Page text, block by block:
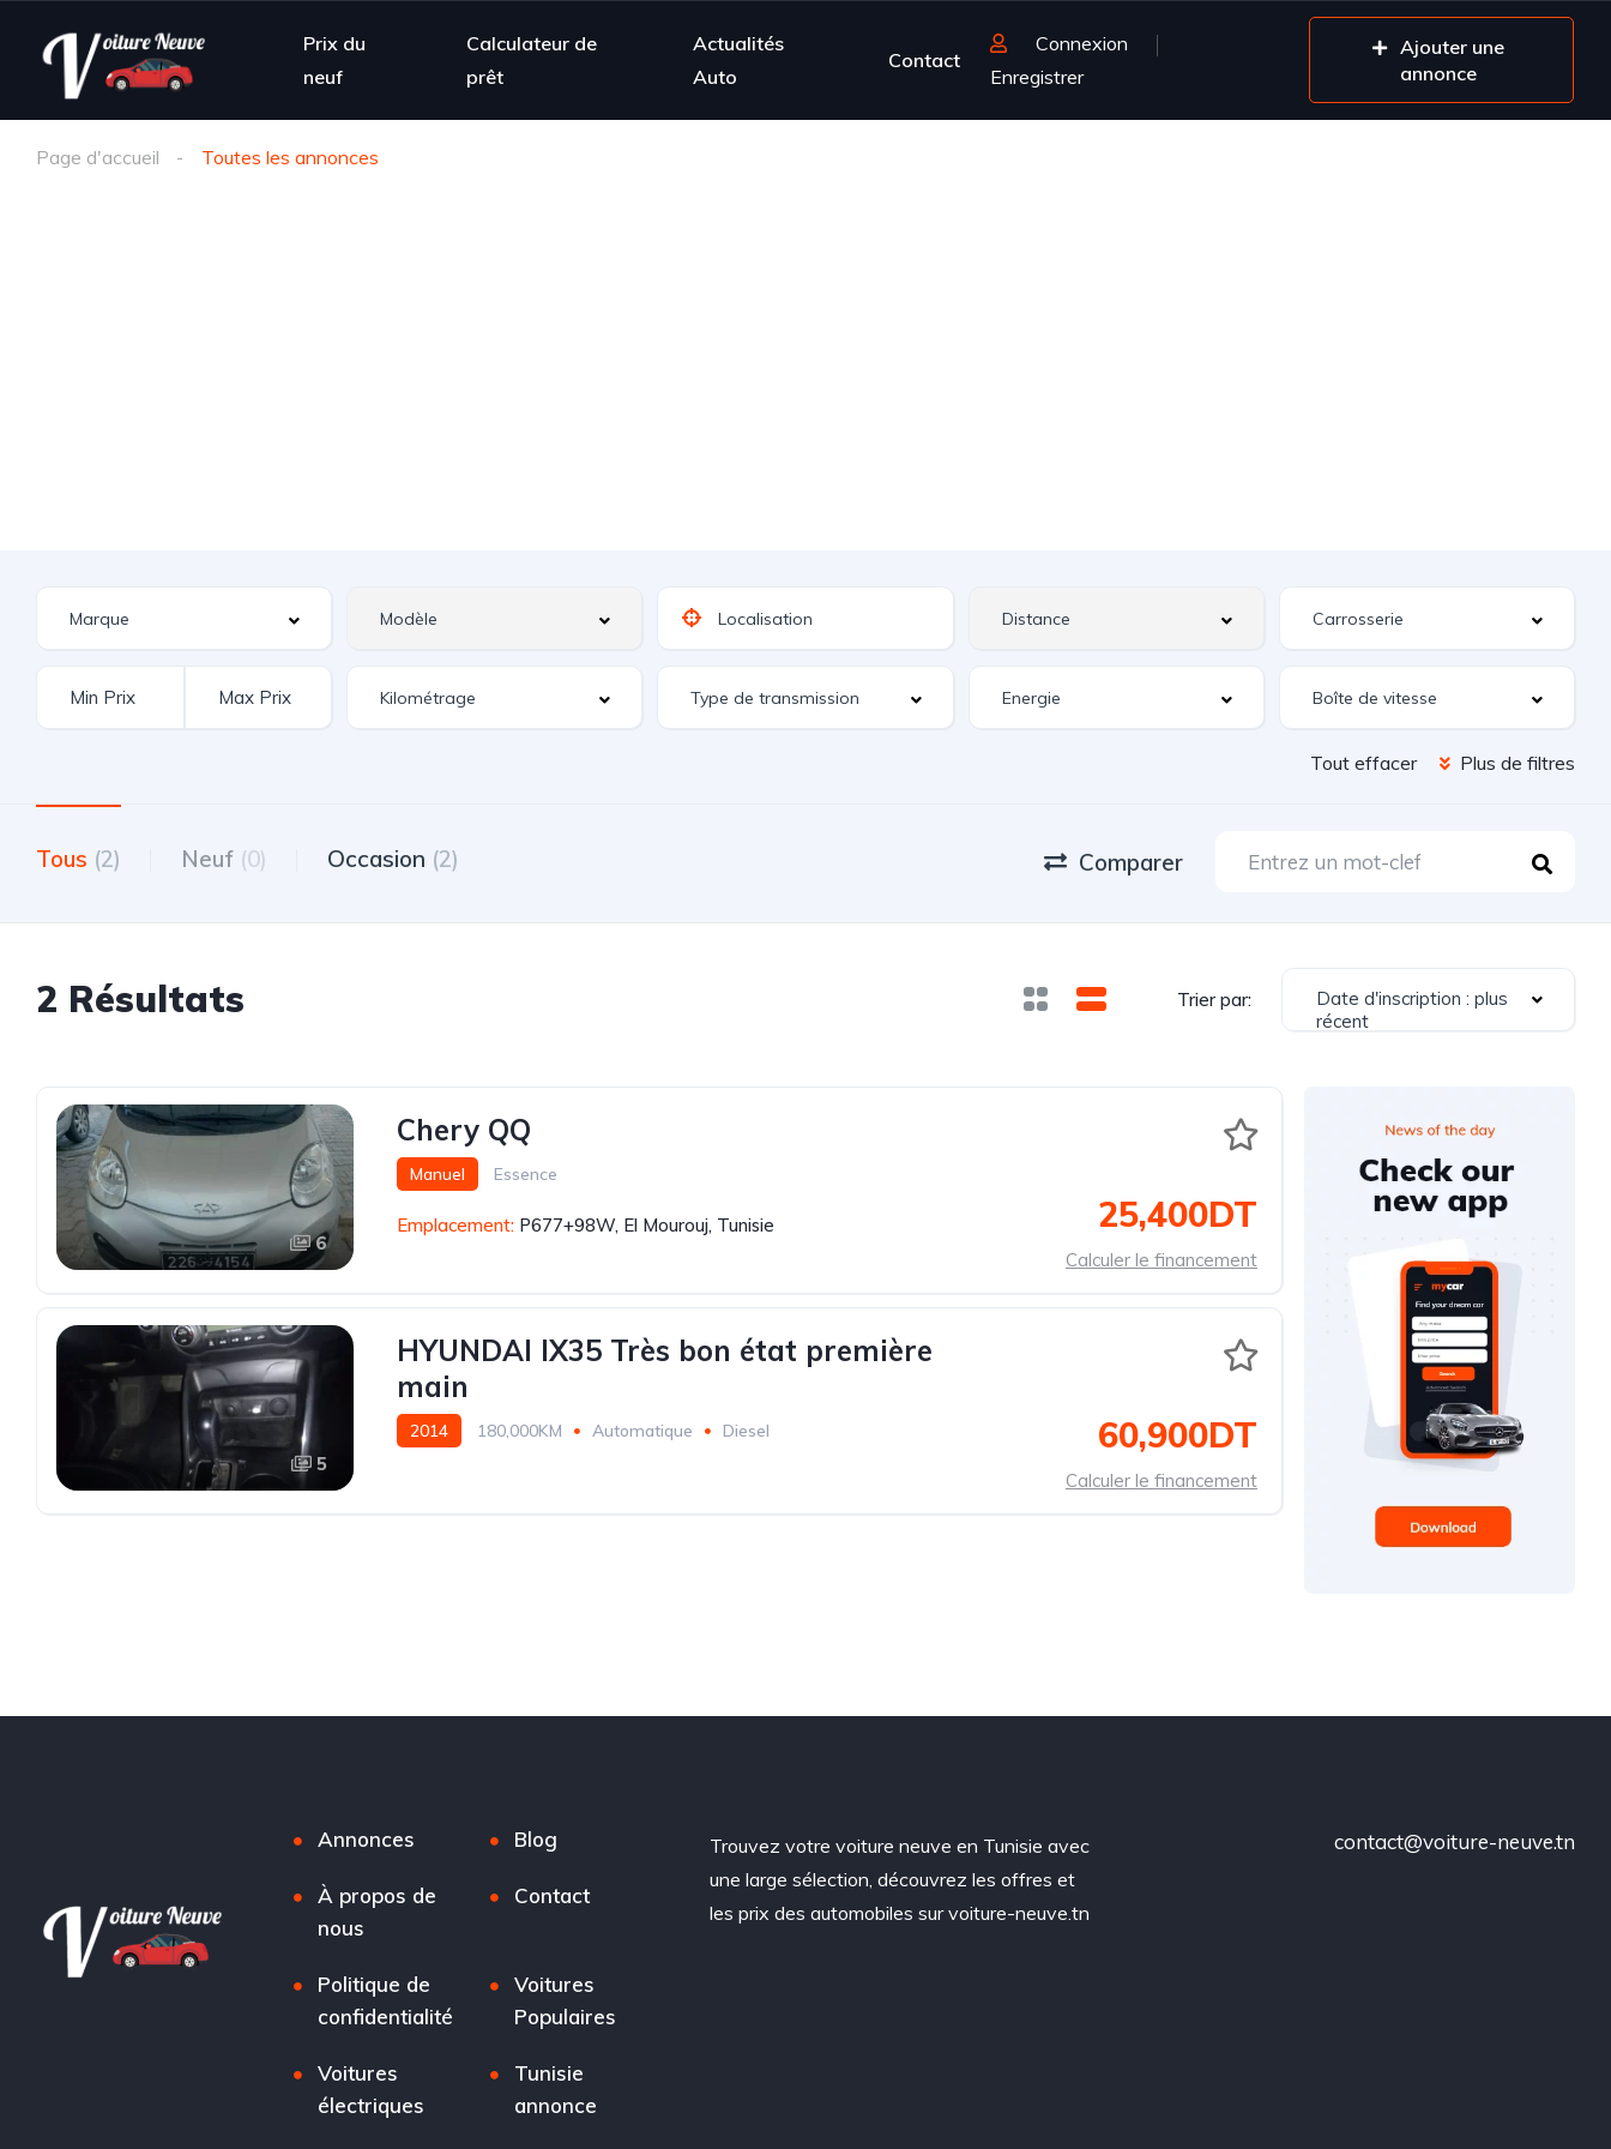
Prix du
neuf
Calculateur de
prêt
Actualités
Auto
Contact
Connexion
Enregistrer
Ajouter une
annonce
Page d'accueil Toutes les annonces
Tout effacer Plus de filtres
Tous (2) Neuf (0) Occasion (2) Comparer
2 Résultats Trier par:
Date d'inscription : plus
récent
6
Chery QQ
Manuel Essence
Emplacement: P677+98W, El Mourouj, Tunisie 25,400DT
Calculer le financement
5
HYUNDAI IX35 Très bon état première
main
2014 180,000KM Automatique Diesel 60,900DT
Calculer le financement
Annonces Blog
À propos de
nous
Contact
Politique de
confidentialité
Voitures
Populaires
Voitures
électriques
Tunisie
annonce
Trouvez votre voiture neuve en Tunisie avec
une large sélection, découvrez les offres et
les prix des automobiles sur voiture-neuve.tn
contact@voiture-neuve.tn